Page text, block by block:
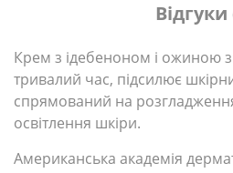
Відгуки
Крем з ідебеноном і ожиною
тривалий час, підсилює
спрямований на
освітлення шкіри.
Американська академія